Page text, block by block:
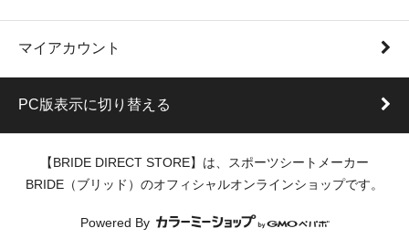
マイアカウント
PC版表示に切り替える
【BRIDE DIRECT STORE】は、スポーツシートメーカー
BRIDE（ブリッド）のオフィシャルオンラインショップです。
Powered By